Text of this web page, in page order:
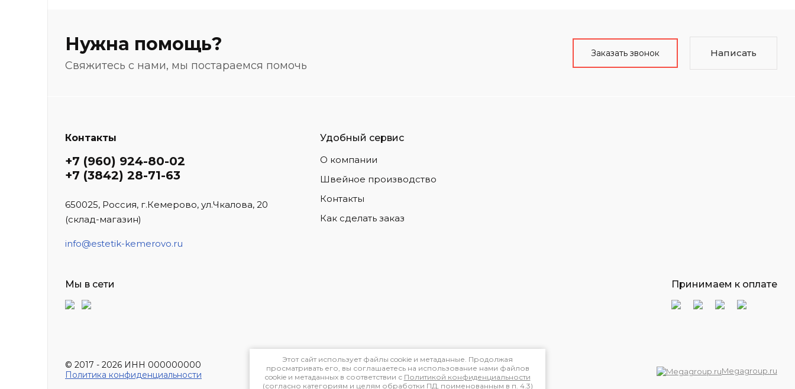
Нужна помощь?
Свяжитесь с нами, мы постараемся помочь
Заказать звонок Написать
Контакты
+7 (960) 924-80-02
+7 (3842) 28-71-63
650025, Россия, г.Кемерово, ул.Чкалова, 20
(склад-магазин)
info@estetik-kemerovo.ru
Удобный сервис
О компании
Швейное производство
Контакты
Как сделать заказ
Мы в сети Принимаем к оплате
© 2017 - 2026 ИНН 000000000
Политика конфиденциальности
Megagroup.ru
Этот сайт использует файлы cookie и метаданные. Продолжая
просматривать его, вы соглашаетесь на использование нами файлов
cookie и метаданных в соответствии с Политикой конфиденциальности
(согласно категориям и целям обработки ПД, поименованным в п. 4.3)